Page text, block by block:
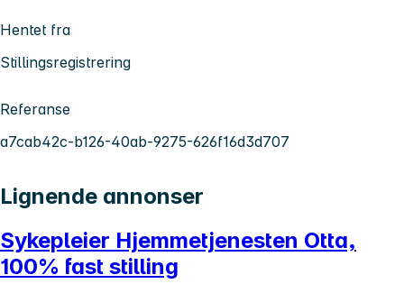
Hentet fra
Stillingsregistrering
Referanse
a7cab42c-b126-40ab-9275-626f16d3d707
Lignende annonser
Sykepleier Hjemmetjenesten Otta,
100% fast stilling